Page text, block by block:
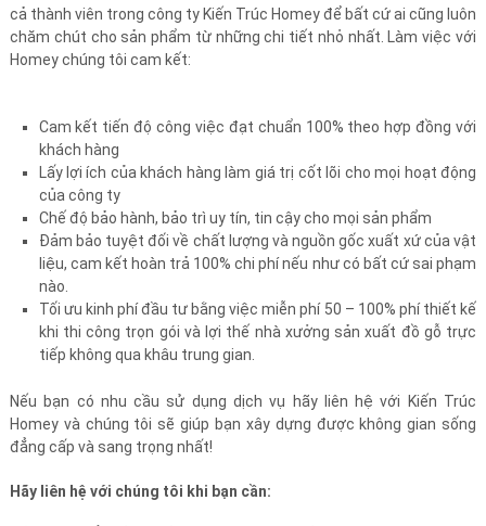
cả thành viên trong công ty Kiến Trúc Homey để bất cứ ai cũng luôn
chăm chút cho sản phẩm từ những chi tiết nhỏ nhất. Làm việc với
Homey chúng tôi cam kết:
Cam kết tiến độ công việc đạt chuẩn 100% theo hợp đồng với
khách hàng
Lấy lợi ích của khách hàng làm giá trị cốt lõi cho mọi hoạt động
của công ty
Chế độ bảo hành, bảo trì uy tín, tin cậy cho mọi sản phẩm
Đảm bảo tuyệt đối về chất lượng và nguồn gốc xuất xứ của vật
liệu, cam kết hoàn trả 100% chi phí nếu như có bất cứ sai phạm
nào.
Tối ưu kinh phí đầu tư bằng việc miễn phí 50 – 100% phí thiết kế
khi thi công trọn gói và lợi thế nhà xưởng sản xuất đồ gỗ trực
tiếp không qua khâu trung gian.
Nếu bạn có nhu cầu sử dụng dịch vụ hãy liên hệ với Kiến Trúc
Homey và chúng tôi sẽ giúp bạn xây dựng được không gian sống
đẳng cấp và sang trọng nhất!
Hãy liên hệ với chúng tôi khi bạn cần: